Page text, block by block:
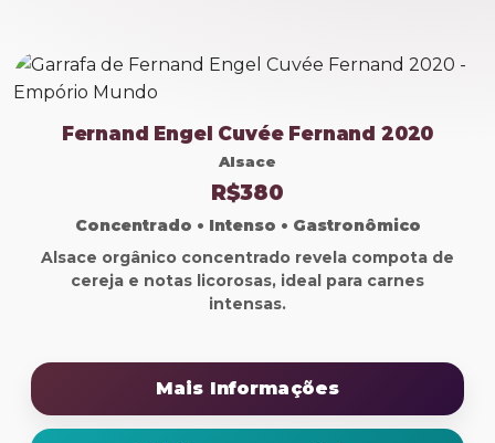
Fernand Engel Cuvée Fernand 2020
Alsace
R$380
Concentrado • Intenso • Gastronômico
Alsace orgânico concentrado revela compota de
cereja e notas licorosas, ideal para carnes
intensas.
Mais Informações